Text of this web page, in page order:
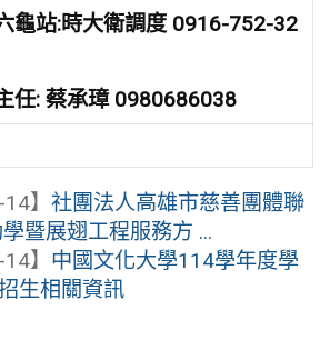
龜站:時大衛調度 0916-752-32
任: 蔡承璋 0980686038
】 社團法人高雄市慈善團體聯
暨展翅工程服務方 ...
】 中國文化大學114學年度學
生相關資訊